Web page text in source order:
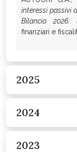
interessi passivi
Bilancio 2026:
finanziari e
2025
2024
2023